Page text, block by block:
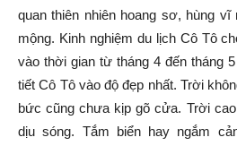
quan thiên nhiên hoang sơ, hùng
mộng. Kinh nghiệm du lịch Cô Tô
vào thời gian từ tháng 4 đến tháng
tiết Cô Tô vào độ đẹp nhất. Trời
bức cũng chưa kịp gõ cửa. Trời
dịu sóng. Tắm biển hay ngắm